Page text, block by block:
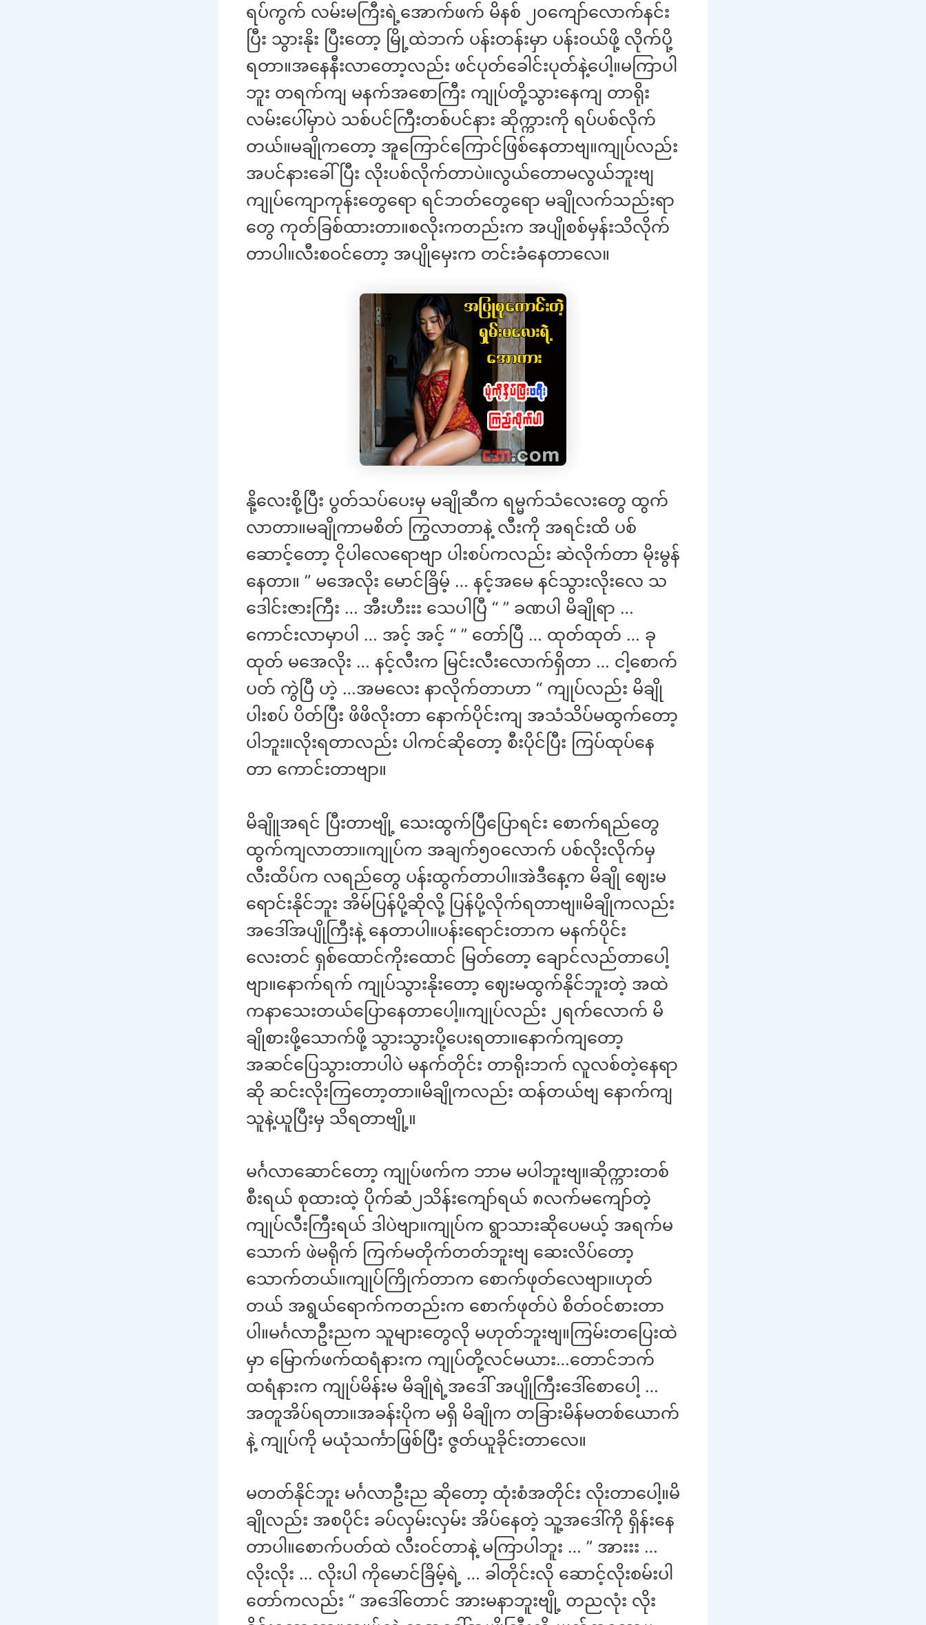
ရပ်ကွက် လမ်းမကြီးရဲ့အောက်ဖက် မိနစ် ၂၀ကျော်လောက်နင်း
ပြီး သွားနိုး ပြီးတော့ မြို့ထဲဘက် ပန်းတန်းမှာ ပန်းဝယ်ဖို့ လိုက်ပို့
ရတာ။အနေနီးလာတော့လည်း ဖင်ပုတ်ခေါင်းပုတ်နဲ့ပေါ့။မကြာပါ
ဘူး တရက်ကျ မနက်အစောကြီး ကျုပ်တို့သွားနေကျ တာရိုး
လမ်းပေါ်မှာပဲ သစ်ပင်ကြီးတစ်ပင်နား ဆိုက္ကားကို ရပ်ပစ်လိုက်
တယ်။မချိုကတော့ အူကြောင်ကြောင်ဖြစ်နေတာဗျ။ကျုပ်လည်း
အပင်နားခေါ်ပြီး လိုးပစ်လိုက်တာပဲ။လွယ်တောမလွယ်ဘူးဗျ
ကျုပ်ကျောကုန်းတွေရော ရင်ဘတ်တွေရော မချိုလက်သည်းရာ
တွေ ကုတ်ခြစ်ထားတာ။စလိုးကတည်းက အပျိုစစ်မှန်းသိလိုက်
တာပါ။လီးစဝင်တော့ အပျိုမှေးက တင်းခံနေတာလေ။
နို့လေးစို့ပြီး ပွတ်သပ်ပေးမှ မချိုဆီက ရမ္မက်သံလေးတွေ ထွက်
လာတာ။မချိုကာမစိတ် ကြွလာတာနဲ့ လီးကို အရင်းထိ ပစ်
ဆောင့်တော့ ငိုပါလေရောဗျာ ပါးစပ်ကလည်း ဆဲလိုက်တာ မိုးမွန်
နေတာ။ ” မအေလိုး မောင်ခြိမ့် … နင့်အမေ နင်သွားလိုးလေ သ
ဒေါင်းဇားကြီး … အီးဟီးးး သေပါပြီ “ ” ခဏပါ မိချိုရာ …
ကောင်းလာမှာပါ … အင့် အင့် “ ” တော်ပြီ … ထုတ်ထုတ် … ခု
ထုတ် မအေလိုး … နင့်လီးက မြင်းလီးလောက်ရှိတာ … ငါ့စောက်
ပတ် ကွဲပြီ ဟဲ့ …အမလေး နာလိုက်တာဟာ “ ကျုပ်လည်း မိချို
ပါးစပ် ပိတ်ပြီး ဖိဖိလိုးတာ နောက်ပိုင်းကျ အသံသိပ်မထွက်တော့
ပါဘူး။လိုးရတာလည်း ပါကင်ဆိုတော့ စီးပိုင်ပြီး ကြပ်ထုပ်နေ
တာ ကောင်းတာဗျာ။
မိချိူအရင် ပြီးတာဗျို့ သေးထွက်ပြီပြောရင်း စောက်ရည်တွေ
ထွက်ကျလာတာ။ကျုပ်က အချက်၅၀လောက် ပစ်လိုးလိုက်မှ
လီးထိပ်က လရည်တွေ ပန်းထွက်တာပါ။အဲဒီနေ့က မိချို ဈေးမ
ရောင်းနိုင်ဘူး အိမ်ပြန်ပို့ဆိုလို့ ပြန်ပို့လိုက်ရတာဗျ။မိချိုကလည်း
အဒေါ်အပျိုကြီးနဲ့ နေတာပါ။ပန်းရောင်းတာက မနက်ပိုင်း
လေးတင် ရှစ်ထောင်ကိုးထောင် မြတ်တော့ ချောင်လည်တာပေါ့
ဗျာ။နောက်ရက် ကျုပ်သွားနိုးတော့ ဈေးမထွက်နိုင်ဘူးတဲ့ အထဲ
ကနာသေးတယ်ပြောနေတာပေါ့။ကျုပ်လည်း ၂ရက်လောက် မိ
ချိုစားဖို့သောက်ဖို့ သွားသွားပို့ပေးရတာ။နောက်ကျတော့
အဆင်ပြေသွားတာပါပဲ မနက်တိုင်း တာရိုးဘက် လူလစ်တဲ့နေရာ
ဆို ဆင်းလိုးကြတော့တာ။မိချိုကလည်း ထန်တယ်ဗျ နောက်ကျ
သူနဲ့ယူပြီးမှ သိရတာဗျို့။
မင်္ဂလာဆောင်တော့ ကျုပ်ဖက်က ဘာမ မပါဘူးဗျ။ဆိုက္ကားတစ်
စီးရယ် စုထားထဲ့ ပိုက်ဆံ၂သိန်းကျော်ရယ် ၈လက်မကျော်တဲ့
ကျုပ်လီးကြီးရယ် ဒါပဲဗျာ။ကျုပ်က ရွာသားဆိုပေမယ့် အရက်မ
သောက် ဖဲမရိုက် ကြက်မတိုက်တတ်ဘူးဗျ ဆေးလိပ်တော့
သောက်တယ်။ကျုပ်ကြိုက်တာက စောက်ဖုတ်လေဗျာ။ဟုတ်
တယ် အရွယ်ရောက်ကတည်းက စောက်ဖုတ်ပဲ စိတ်ဝင်စားတာ
ပါ။မင်္ဂလာဦးညက သူများတွေလို မဟုတ်ဘူးဗျ။ကြမ်းတပြေးထဲ
မှာ မြောက်ဖက်ထရံနားက ကျုပ်တို့လင်မယား…တောင်ဘက်
ထရံနားက ကျုပ်မိန်းမ မိချိုရဲ့အဒေါ် အပျိုကြီးဒေါ်စောပေါ့ …
အတူအိပ်ရတာ။အခန်းပိုက မရှိ မိချိုက တခြားမိန်မတစ်ယောက်
နဲ့ ကျုပ်ကို မယုံသင်္ကာဖြစ်ပြီး ဇွတ်ယူခိုင်းတာလေ။
မတတ်နိုင်ဘူး မင်္ဂလာဦးည ဆိုတော့ ထုံးစံအတိုင်း လိုးတာပေါ့။မိ
ချိုလည်း အစပိုင်း ခပ်လှမ်းလှမ်း အိပ်နေတဲ့ သူ့အဒေါ်ကို ရှိန်းနေ
တာပါ။စောက်ပတ်ထဲ လီးဝင်တာနဲ့ မကြာပါဘူး … ” အားးး …
လိုးလိုး … လိုးပါ ကိုမောင်ခြိမ့်ရဲ့ … ခါတိုင်းလို ဆောင့်လိုးစမ်းပါ
တော်ကလည်း “ အဒေါ်တောင် အားမနာဘူးဗျို့ တညလုံး လိုး